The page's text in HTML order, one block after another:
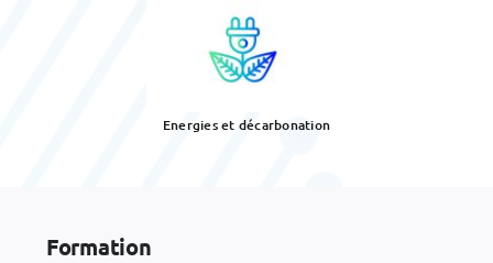
Energies et décarbonation
Formation